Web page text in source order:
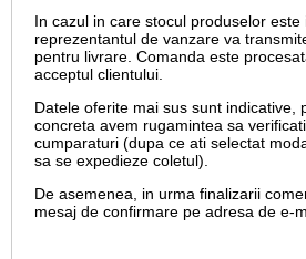
In cazul in care stocul produselor este
reprezentantul de vanzare va
pentru livrare. Comanda este
acceptul clientului.
Datele oferite mai sus sunt indicative,
concreta avem rugamintea sa
cumparaturi (dupa ce ati selectat
sa se expedieze coletul).
De asemenea, in urma finalizarii
mesaj de confirmare pe adresa de e-